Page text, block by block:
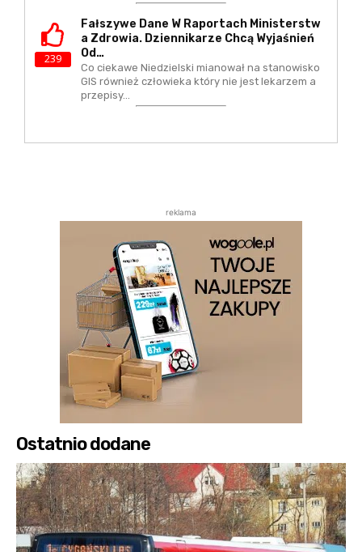
239
Fałszywe Dane W Raportach Ministerstw
A Zdrowia. Dziennikarze Chcą Wyjaśnień
Od…
Co ciekawe Niedzielski mianował na stanowisko
GIS również człowieka który nie jest lekarzem a
przepisy…
reklama
Ostatnio dodane